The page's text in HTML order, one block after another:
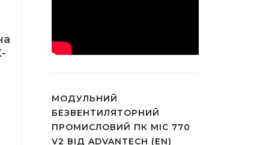
МОДУЛЬНИЙ
БЕЗВЕНТИЛЯТОРНИЙ
ПРОМИСЛОВИЙ ПК MIC 770
V2 ВІД ADVANTECH (EN)